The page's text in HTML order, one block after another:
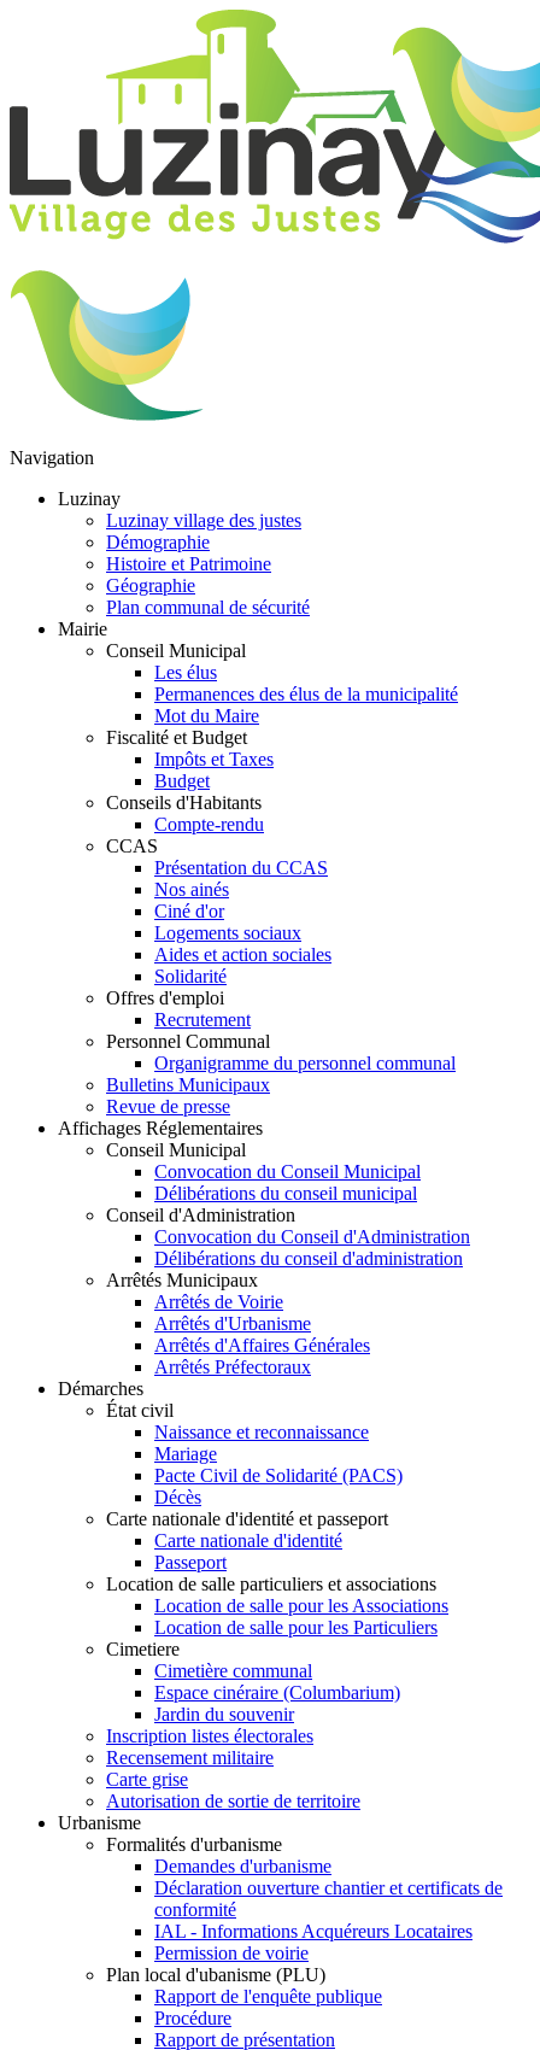
Navigation
Luzinay
Luzinay village des justes
Démographie
Histoire et Patrimoine
Géographie
Plan communal de sécurité
Mairie
Conseil Municipal
Les élus
Permanences des élus de la municipalité
Mot du Maire
Fiscalité et Budget
Impôts et Taxes
Budget
Conseils d'Habitants
Compte-rendu
CCAS
Présentation du CCAS
Nos ainés
Ciné d'or
Logements sociaux
Aides et action sociales
Solidarité
Offres d'emploi
Recrutement
Personnel Communal
Organigramme du personnel communal
Bulletins Municipaux
Revue de presse
Affichages Réglementaires
Conseil Municipal
Convocation du Conseil Municipal
Délibérations du conseil municipal
Conseil d'Administration
Convocation du Conseil d'Administration
Délibérations du conseil d'administration
Arrêtés Municipaux
Arrêtés de Voirie
Arrêtés d'Urbanisme
Arrêtés d'Affaires Générales
Arrêtés Préfectoraux
Démarches
État civil
Naissance et reconnaissance
Mariage
Pacte Civil de Solidarité (PACS)
Décès
Carte nationale d'identité et passeport
Carte nationale d'identité
Passeport
Location de salle particuliers et associations
Location de salle pour les Associations
Location de salle pour les Particuliers
Cimetiere
Cimetière communal
Espace cinéraire (Columbarium)
Jardin du souvenir
Inscription listes électorales
Recensement militaire
Carte grise
Autorisation de sortie de territoire
Urbanisme
Formalités d'urbanisme
Demandes d'urbanisme
Déclaration ouverture chantier et certificats de
conformité
IAL - Informations Acquéreurs Locataires
Permission de voirie
Plan local d'ubanisme (PLU)
Rapport de l'enquête publique
Procédure
Rapport de présentation